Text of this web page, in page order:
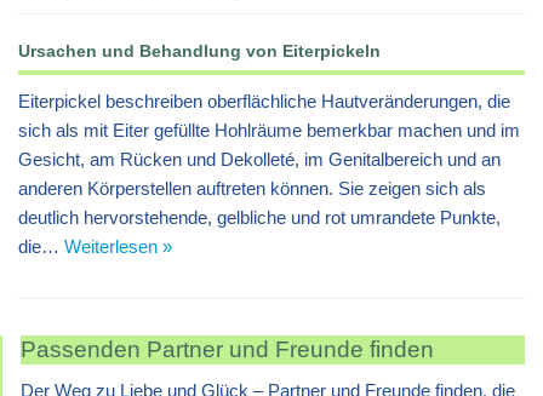
Ursachen und Behandlung von Eiterpickeln
Eiterpickel beschreiben oberflächliche Hautveränderungen, die
sich als mit Eiter gefüllte Hohlräume bemerkbar machen und im
Gesicht, am Rücken und Dekolleté, im Genitalbereich und an
anderen Körperstellen auftreten können. Sie zeigen sich als
deutlich hervorstehende, gelbliche und rot umrandete Punkte,
die… Weiterlesen »
Passenden Partner und Freunde finden
Der Weg zu Liebe und Glück – Partner und Freunde finden, die